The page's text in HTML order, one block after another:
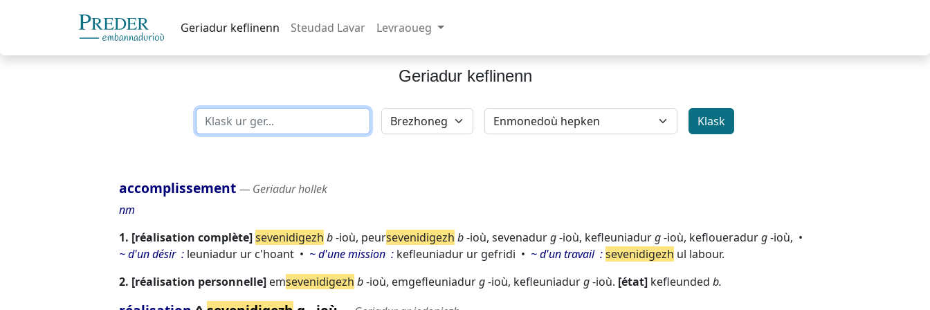
Geriadur keflinenn Steudad Lavar Levraoueg
Geriadur keflinenn
accomplissement ― Geriadur hollek
nm
1. réalisation complète sevenidigezh b-ioù, peursevenidigezh b-ioù, sevenadurg-ioù, kefleuniadurg-ioù, kefloueradurg-ioù,
~ d'un désir
leuniadur ur c'hoant ~ d'une mission kefleuniadur ur gefridi ~ d'un travail sevenidigezh ul labour.
2. réalisation personnelle emsevenidigezh b-ioù, emgefleuniadurg-ioù, kefleuniadurg-ioù. état kefleunded b.